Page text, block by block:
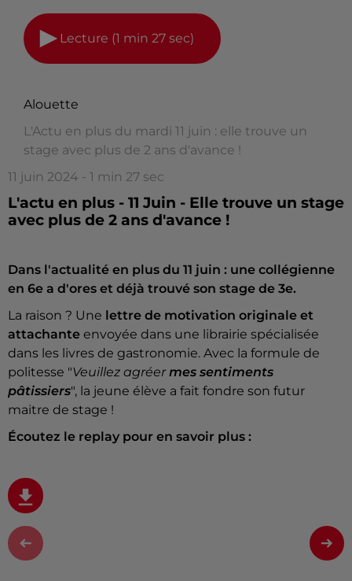
Lecture (1 min 27 sec)
Alouette
L'Actu en plus du mardi 11 juin : elle trouve un
stage avec plus de 2 ans d'avance !
11 juin 2024 - 1 min 27 sec
L'actu en plus - 11 Juin - Elle trouve un stage
avec plus de 2 ans d'avance !
Dans l'actualité en plus du 11 juin : une collégienne
en 6e a d'ores et déjà trouvé son stage de 3e.
La raison ? Une lettre de motivation originale et
attachante envoyée dans une librairie spécialisée
dans les livres de gastronomie. Avec la formule de
politesse "Veuillez agréermes sentiments
pâtissiers", la jeune élève a fait fondre son futur
maitre de stage !
Écoutez le replay pour en savoir plus :